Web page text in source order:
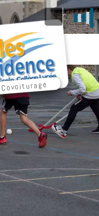
Covoiturage